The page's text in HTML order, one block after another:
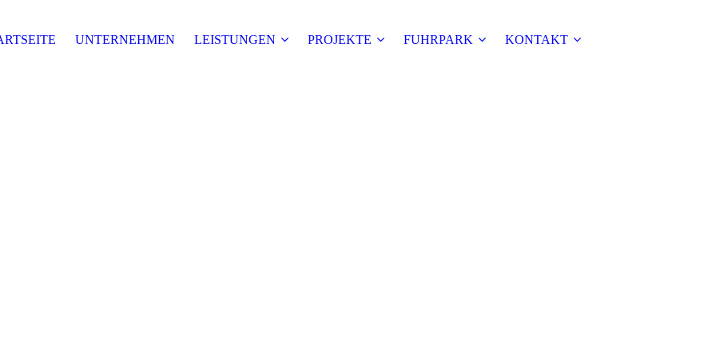
UNTERNEHMEN LEISTUNGEN PROJEKTE FUHRPARK KONTAKT